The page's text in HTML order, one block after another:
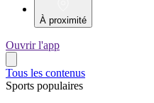
À proximité
Ouvrir l'app
Tous les contenus
Sports populaires